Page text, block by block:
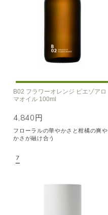
B02 フラワーオレンジ ピエゾアロ
マオイル 100ml
4,840円
フローラルの華やかさと柑橘の爽や
かさが融け合う